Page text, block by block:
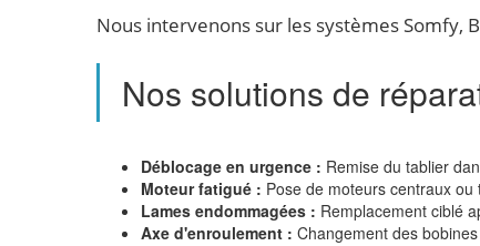
Nous intervenons sur les systèmes Somfy,
Nos solutions de
Déblocage en urgence : Remise du tablier
Moteur fatigué : Pose de moteurs centraux
Lames endommagées : Remplacement ciblé
Axe d'enroulement : Changement des